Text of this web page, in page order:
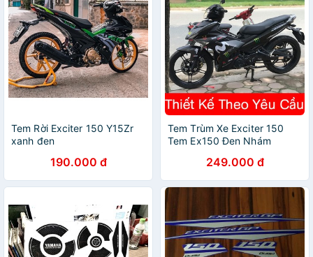
Tem Rời Exciter 150 Y15Zr
xanh đen
190.000 đ
Tem Trùm Xe Exciter 150
Tem Ex150 Đen Nhám
249.000 đ